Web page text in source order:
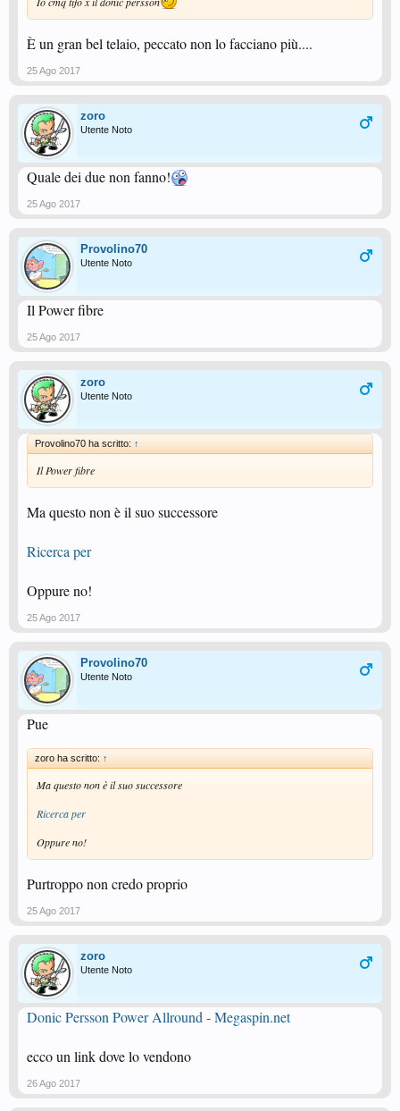
È un gran bel telaio, peccato non lo facciano più....
25 Ago 2017
zoro
Utente Noto
Quale dei due non fanno!
25 Ago 2017
Provolino70
Utente Noto
Il Power fibre
25 Ago 2017
zoro
Utente Noto
Provolino70 ha scritto: ↑
Il Power fibre
Ma questo non è il suo successore
Ricerca per
Oppure no!
25 Ago 2017
Provolino70
Utente Noto
Pue
zoro ha scritto: ↑
Ma questo non è il suo successore
Ricerca per
Oppure no!
Purtroppo non credo proprio
25 Ago 2017
zoro
Utente Noto
Donic Persson Power Allround - Megaspin.net
ecco un link dove lo vendono
26 Ago 2017